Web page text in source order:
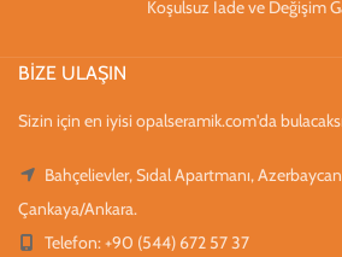
Koşulsuz İade ve Değişim
BİZE ULAŞIN
Sizin için en iyisi opalseramik.com'da
Bahçelievler, Sıdal Apartmanı,
Çankaya/Ankara.
Telefon: +90 (544) 672 57 37